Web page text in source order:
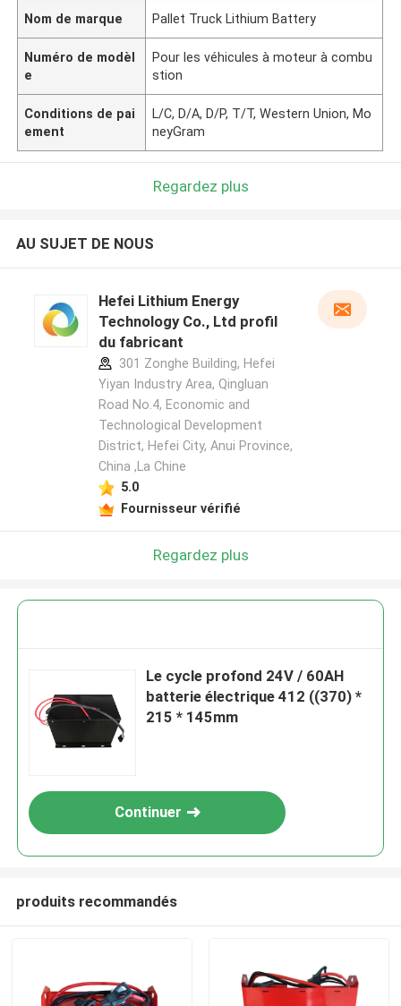
Nom de marque Pallet Truck Lithium Battery
Numéro de modèl
e
Pour les véhicules à moteur à combu
stion
Conditions de pai
ement
L/C, D/A, D/P, T/T, Western Union, Mo
neyGram
Regardez plus
AU SUJET DE NOUS
Hefei Lithium Energy
Technology Co., Ltd profil
du fabricant
301 Zonghe Building, Hefei
Yiyan Industry Area, Qingluan
Road No.4, Economic and
Technological Development
District, Hefei City, Anui Province,
China ,La Chine
5.0
Fournisseur vérifié
Regardez plus
Le cycle profond 24V / 60AH
batterie électrique 412 ((370) *
215 * 145mm
Continuer
produits recommandés